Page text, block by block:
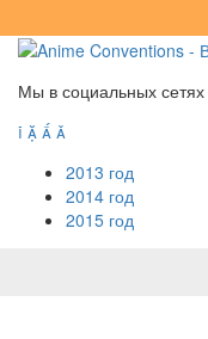
Мы в социальных сетях
   
2013 год
2014 год
2015 год